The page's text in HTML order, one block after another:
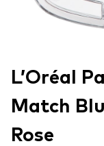
L’Oréal
Match
Rose